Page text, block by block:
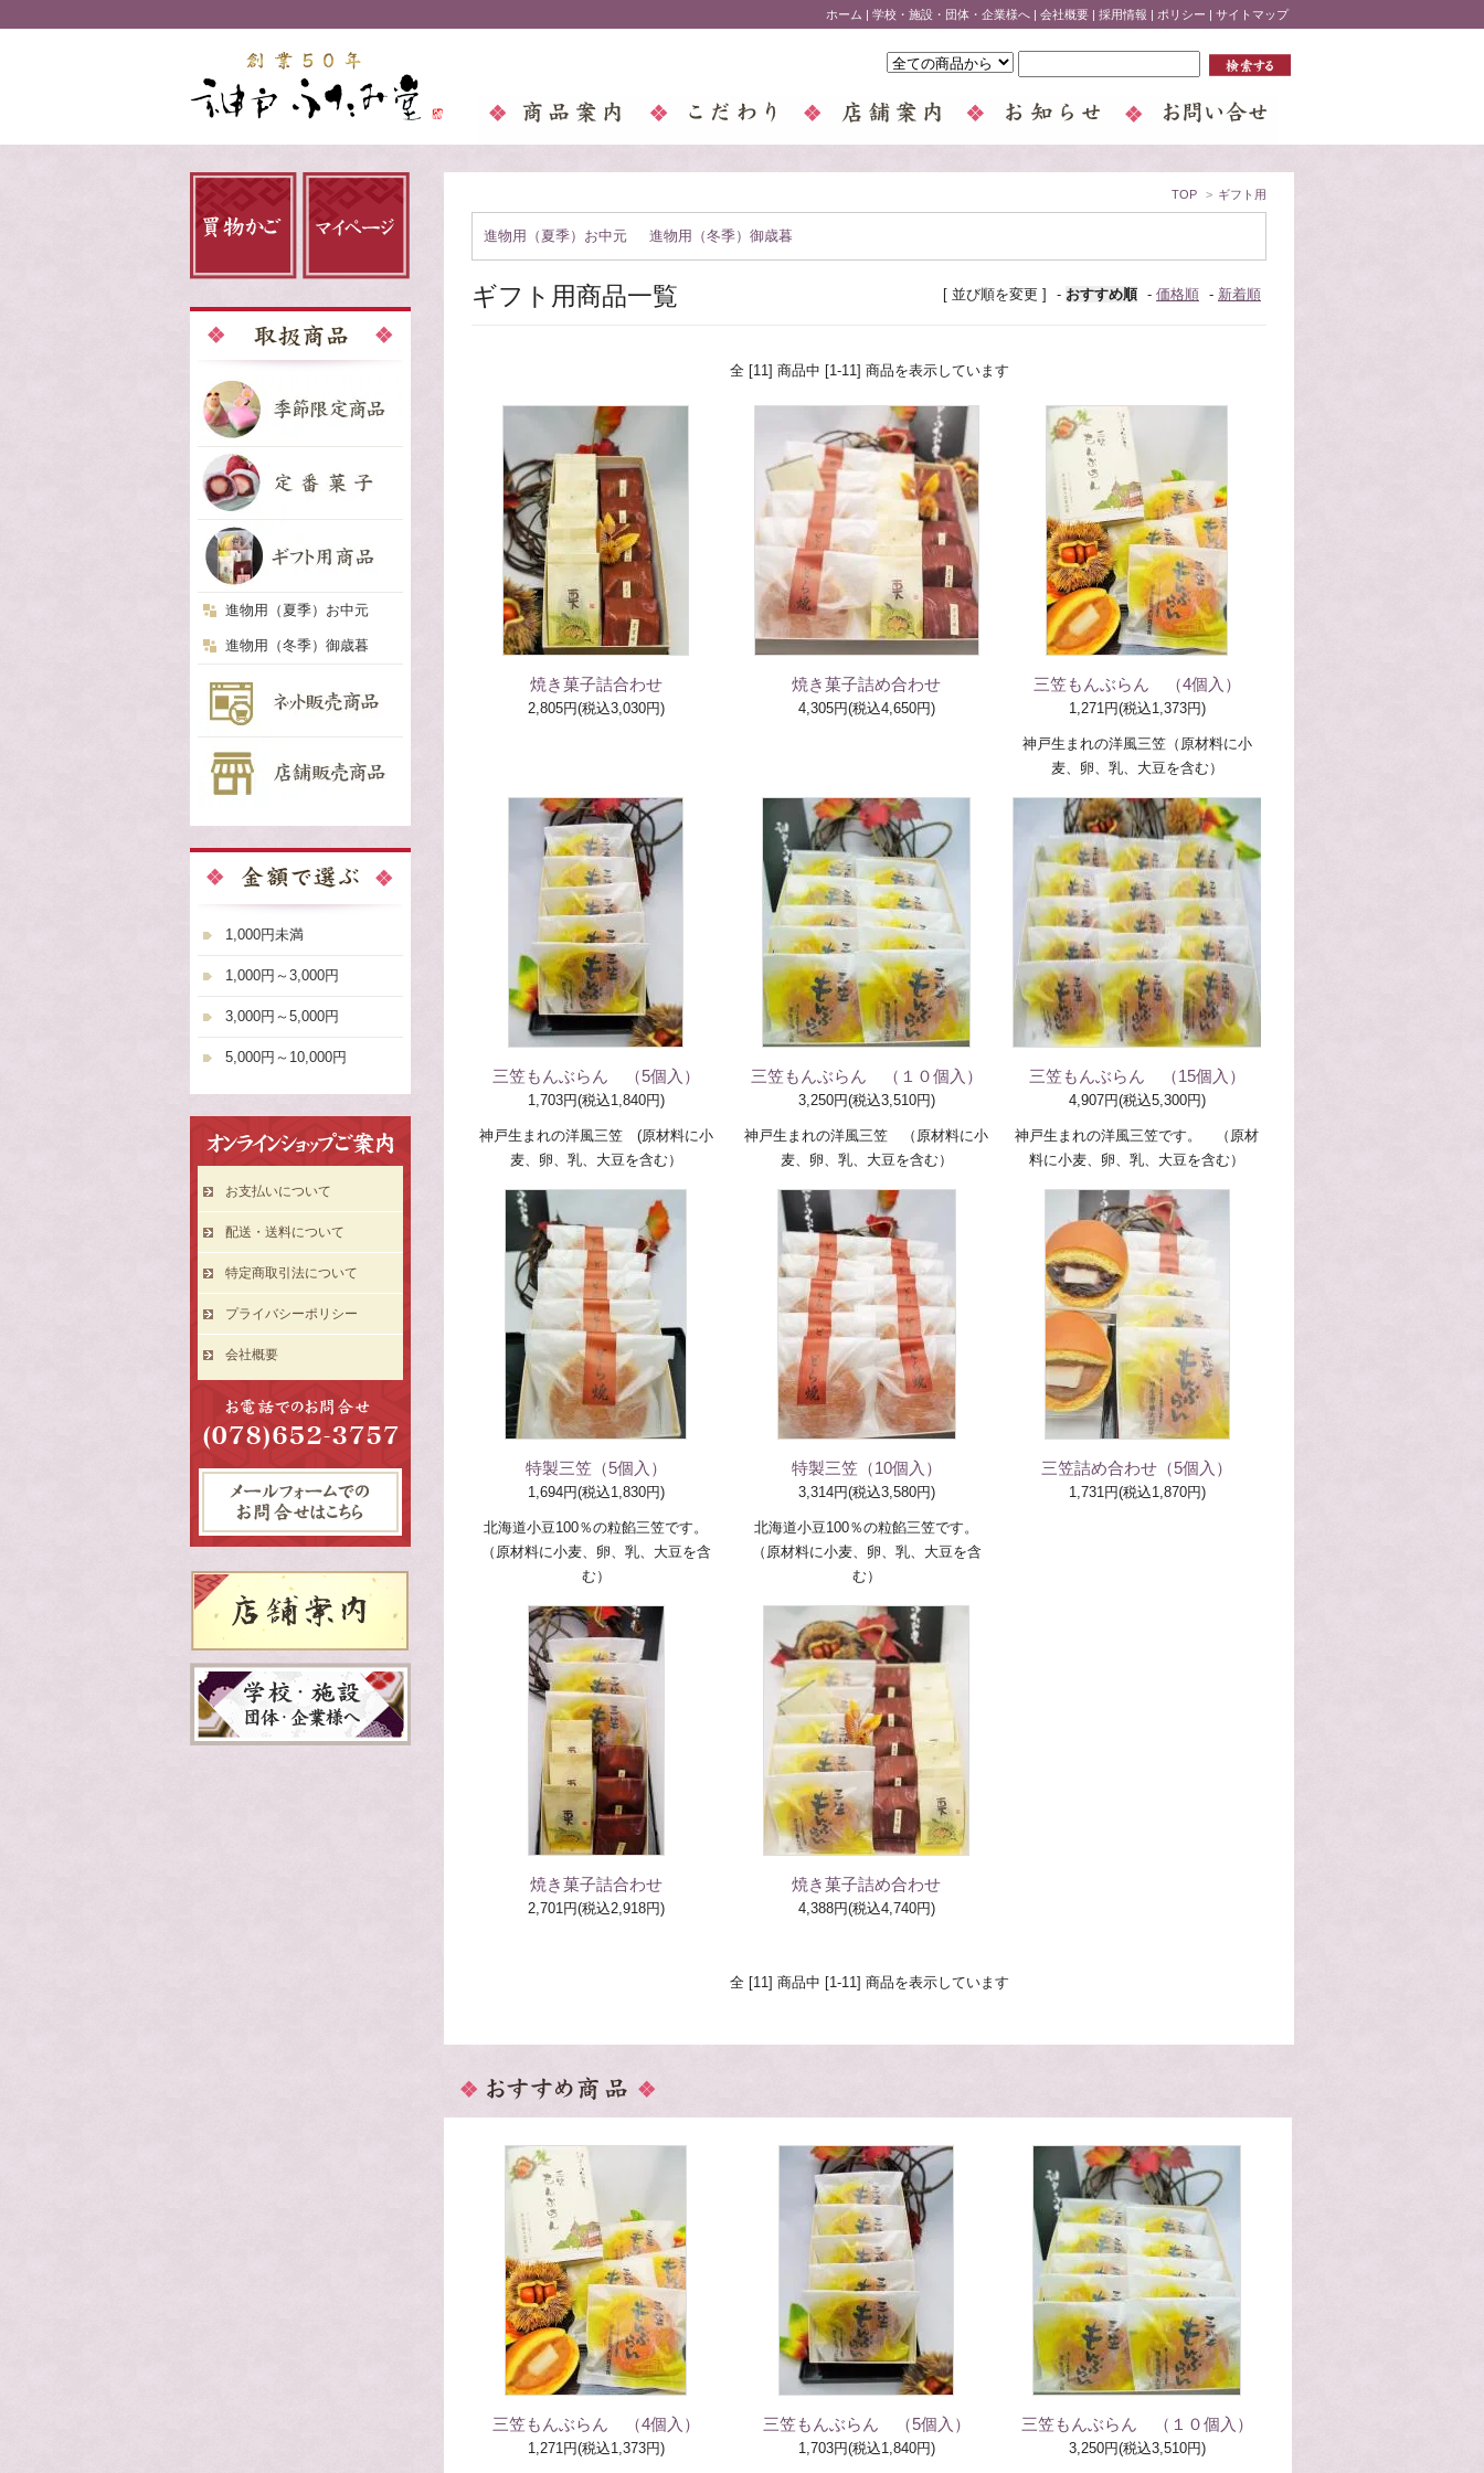
ホーム | 学校・施設・団体・企業様へ | 会社概要 | 採用情報 | ポリシー | サイトマップ
TOP > ギフト用
進物用（夏季）お中元 進物用（冬季）御歳暮
[ 並び順を変更 ] - おすすめ順 - 価格順 - 新着順
ギフト用商品一覧
全 [11] 商品中 [1-11] 商品を表示しています
焼き菓子詰合わせ
2,805円(税込3,030円)
焼き菓子詰め合わせ
4,305円(税込4,650円)
三笠もんぶらん （4個入）
1,271円(税込1,373円)
神戸生まれの洋風三笠（原材料に小
麦、卵、乳、大豆を含む）
三笠もんぶらん （5個入）
1,703円(税込1,840円)
神戸生まれの洋風三笠 (原材料に小
麦、卵、乳、大豆を含む）
三笠もんぶらん （１０個入）
3,250円(税込3,510円)
神戸生まれの洋風三笠 （原材料に小
麦、卵、乳、大豆を含む）
三笠もんぶらん （15個入）
4,907円(税込5,300円)
神戸生まれの洋風三笠です。 （原材
料に小麦、卵、乳、大豆を含む）
特製三笠（5個入）
1,694円(税込1,830円)
北海道小豆100％の粒餡三笠です。
（原材料に小麦、卵、乳、大豆を含
む）
特製三笠（10個入）
3,314円(税込3,580円)
北海道小豆100％の粒餡三笠です。
（原材料に小麦、卵、乳、大豆を含
む）
三笠詰め合わせ（5個入）
1,731円(税込1,870円)
焼き菓子詰合わせ
2,701円(税込2,918円)
焼き菓子詰め合わせ
4,388円(税込4,740円)
全 [11] 商品中 [1-11] 商品を表示しています
三笠もんぶらん （4個入）
1,271円(税込1,373円)
三笠もんぶらん （5個入）
1,703円(税込1,840円)
三笠もんぶらん （１０個入）
3,250円(税込3,510円)
進物用（夏季）お中元
進物用（冬季）御歳暮
1,000円未満
1,000円～3,000円
3,000円～5,000円
5,000円～10,000円
お支払いについて
配送・送料について
特定商取引法について
プライバシーポリシー
会社概要